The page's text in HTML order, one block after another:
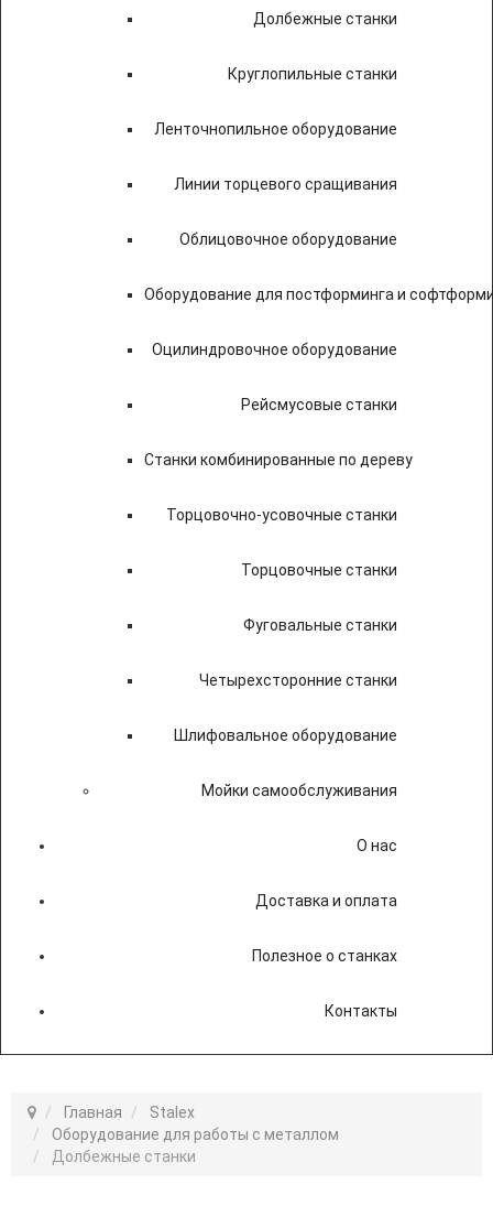
Долбежные станки
Круглопильные станки
Ленточнопильное оборудование
Линии торцевого сращивания
Облицовочное оборудование
Оборудование для постформинга и
Оцилиндровочное оборудование
Рейсмусовые станки
Станки комбинированные по дереву
Торцовочно-усовочные станки
Торцовочные станки
Фуговальные станки
Четырехсторонние станки
Шлифовальное оборудование
Мойки самообслуживания
О нас
Доставка и оплата
Полезное о станках
Контакты
Главная
Stalex
Оборудование для работы с металлом
Долбежные станки